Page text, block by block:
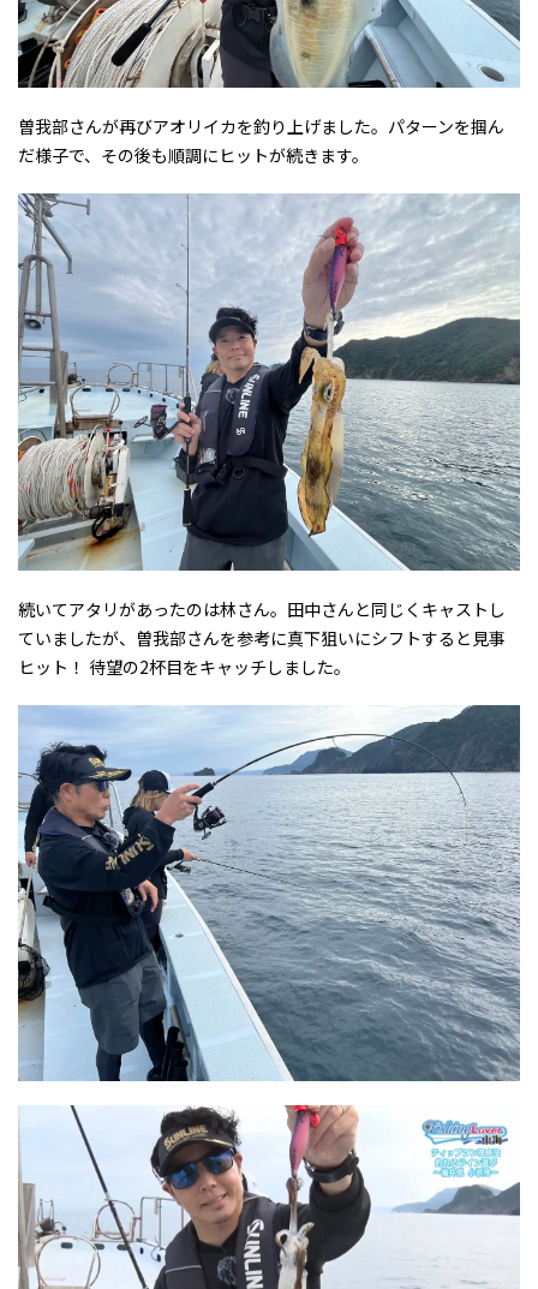
曽我部さんが再びアオリイカを釣り上げました。パターンを掴ん
だ様子で、その後も順調にヒットが続きます。
続いてアタリがあったのは林さん。田中さんと同じくキャストし
ていましたが、曽我部さんを参考に真下狙いにシフトすると――見事
ヒット！ 待望の2杯目をキャッチしました。